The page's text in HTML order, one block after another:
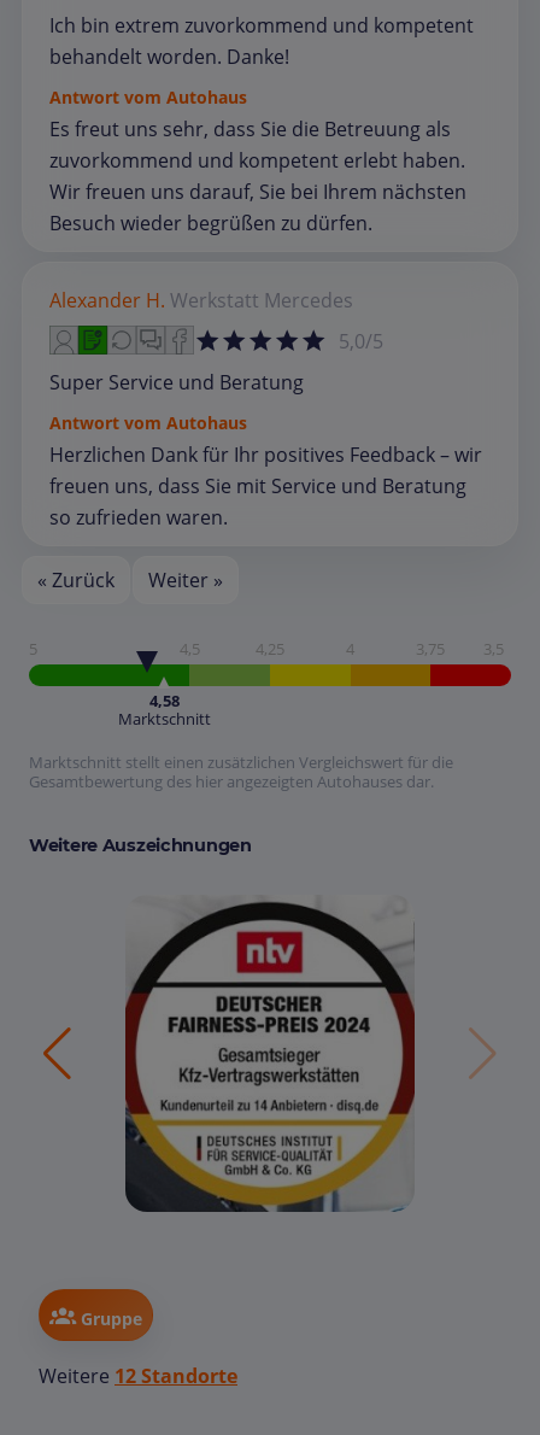
Ich bin extrem zuvorkommend und kompetent
behandelt worden. Danke!
Antwort vom Autohaus
Es freut uns sehr, dass Sie die Betreuung als
zuvorkommend und kompetent erlebt haben.
Wir freuen uns darauf, Sie bei Ihrem nächsten
Besuch wieder begrüßen zu dürfen.
Alexander H. Werkstatt Mercedes
5,0/5
Super Service und Beratung
Antwort vom Autohaus
Herzlichen Dank für Ihr positives Feedback – wir
freuen uns, dass Sie mit Service und Beratung
so zufrieden waren.
« Zurück Weiter »
5 4,5 4,25 4 3,75 3,5
4,58
Marktschnitt
Marktschnitt stellt einen zusätzlichen Vergleichswert für die
Gesamtbewertung des hier angezeigten Autohauses dar.
Weitere Auszeichnungen
Gruppe
Weitere 12 Standorte